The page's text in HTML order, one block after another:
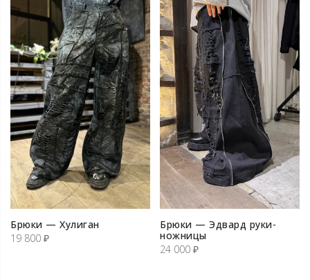
Брюки — Хулиган
19 800 ₽
Брюки — Эдвард руки-
ножницы
24 000 ₽